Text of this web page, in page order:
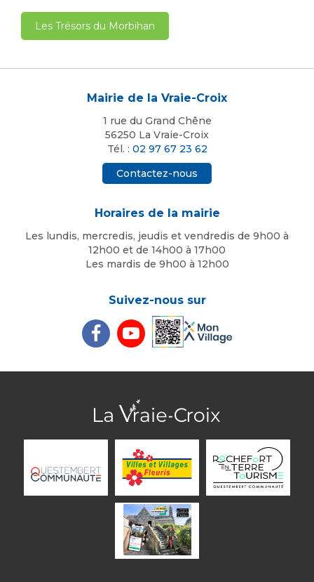
Les Trésors du Morbihan
Mairie de la Vraie-Croix
1 rue du Grand Chêne
56250 La Vraie-Croix
Tél. : 02 97 67 23 62
Contactez-nous
Horaires de la mairie
Les lundis, mercredis, jeudis et vendredis de 9h00 à
12h00 et de 14h00 à 17h00
Les mardis de 9h00 à 12h00
Suivez-nous sur